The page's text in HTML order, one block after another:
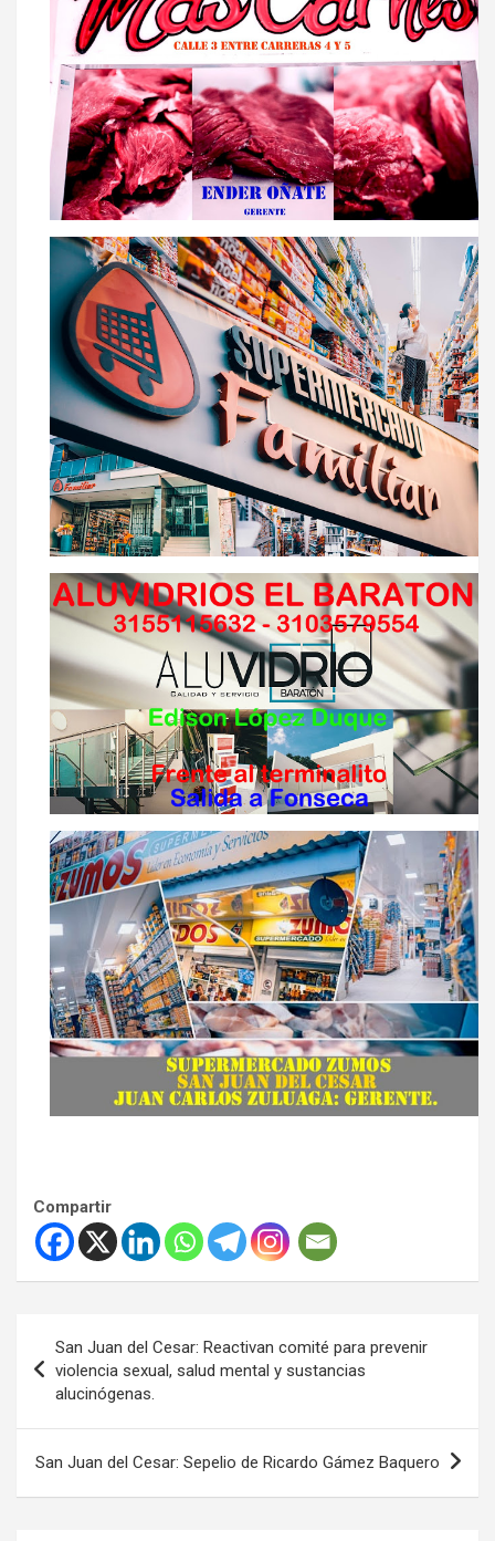
Compartir
de
entradas
San Juan del Cesar: Reactivan comité para prevenir
violencia sexual, salud mental y sustancias
alucinógenas.
San Juan del Cesar: Sepelio de Ricardo Gámez Baquero